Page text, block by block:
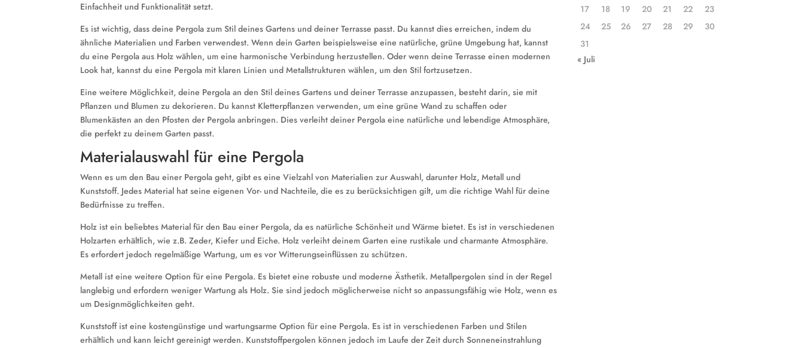
Einfachheit und Funktionalität setzt.
Es ist wichtig, dass deine Pergola zum Stil deines Gartens und deiner Terrasse passt. Du kannst dies erreichen, indem du
ähnliche Materialien und Farben verwendest. Wenn dein Garten beispielsweise eine natürliche, grüne Umgebung hat, kannst
du eine Pergola aus Holz wählen, um eine harmonische Verbindung herzustellen. Oder wenn deine Terrasse einen modernen
Look hat, kannst du eine Pergola mit klaren Linien und Metallstrukturen wählen, um den Stil fortzusetzen.
Eine weitere Möglichkeit, deine Pergola an den Stil deines Gartens und deiner Terrasse anzupassen, besteht darin, sie mit
Pflanzen und Blumen zu dekorieren. Du kannst Kletterpflanzen verwenden, um eine grüne Wand zu schaffen oder
Blumenkästen an den Pfosten der Pergola anbringen. Dies verleiht deiner Pergola eine natürliche und lebendige Atmosphäre,
die perfekt zu deinem Garten passt.
Materialauswahl für eine Pergola
Wenn es um den Bau einer Pergola geht, gibt es eine Vielzahl von Materialien zur Auswahl, darunter Holz, Metall und
Kunststoff. Jedes Material hat seine eigenen Vor- und Nachteile, die es zu berücksichtigen gilt, um die richtige Wahl für deine
Bedürfnisse zu treffen.
Holz ist ein beliebtes Material für den Bau einer Pergola, da es natürliche Schönheit und Wärme bietet. Es ist in verschiedenen
Holzarten erhältlich, wie z.B. Zeder, Kiefer und Eiche. Holz verleiht deinem Garten eine rustikale und charmante Atmosphäre.
Es erfordert jedoch regelmäßige Wartung, um es vor Witterungseinflüssen zu schützen.
Metall ist eine weitere Option für eine Pergola. Es bietet eine robuste und moderne Ästhetik. Metallpergolen sind in der Regel
langlebig und erfordern weniger Wartung als Holz. Sie sind jedoch möglicherweise nicht so anpassungsfähig wie Holz, wenn es
um Designmöglichkeiten geht.
Kunststoff ist eine kostengünstige und wartungsarme Option für eine Pergola. Es ist in verschiedenen Farben und Stilen
erhältlich und kann leicht gereinigt werden. Kunststoffpergolen können jedoch im Laufe der Zeit durch Sonneneinstrahlung
17
18 19 20 21 22
23
24
25 26 27 28 29
30
31
« Juli